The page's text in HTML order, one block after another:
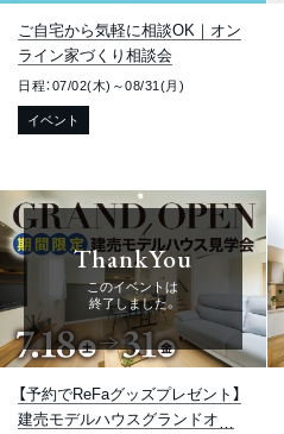
ご自宅から気軽に相談OK｜オン
ライン家づくり相談会
日程：07/02(木)～08/31(月)
イベント
ThankYou
このイベントは
終了しました。
【予約でReFaグッズプレゼント】
建売モデルハウスグランドオー